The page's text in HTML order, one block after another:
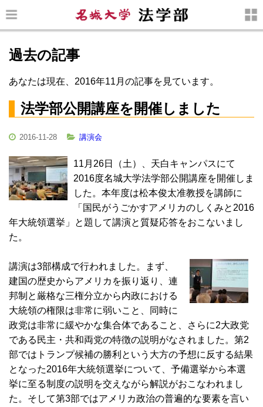
過去の記事
あなたは現在、2016年11月の記事を見ています。
法学部公開講座を開催しました
2016-11-28 講演会
11月26日（土）、天白キャンパスにて
2016度名城大学法学部公開講座を開催しま
した。本年度は松本俊太准教授を講師に
「国民がうごかすアメリカのしくみと2016
年大統領選挙」と題して講演と質疑応答をおこないまし
た。
講演は3部構成で行われました。まず、
建国の歴史からアメリカを振り返り、連
邦制と厳格な三権分立から内政における
大統領の権限は非常に弱いこと、同時に
政党は非常に緩やかな集合体であること、さらに2大政党
である民主・共和両党の特徴の説明がなされました。第2
部ではトランプ候補の勝利という大方の予想に反する結果
となった2016年大統領選挙について、予備選挙から本選
挙に至る制度の説明を交えながら解説がおこなわれまし
た。そして第3部ではアメリカ政治の普遍的な要素を言い